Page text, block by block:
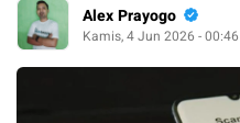
Alex Prayogo
Kamis, 4 Jun 2026 -